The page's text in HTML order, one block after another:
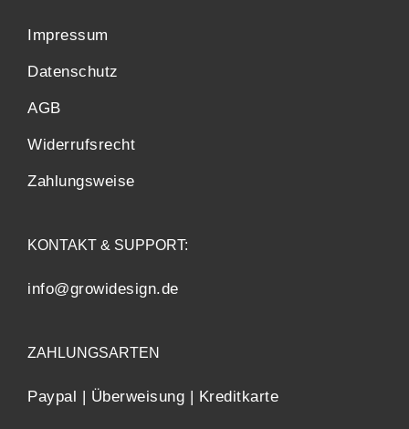
Impressum
Datenschutz
AGB
Widerrufsrecht
Zahlungsweise
KONTAKT & SUPPORT:
info@growidesign.de
ZAHLUNGSARTEN
Paypal | Überweisung | Kreditkarte